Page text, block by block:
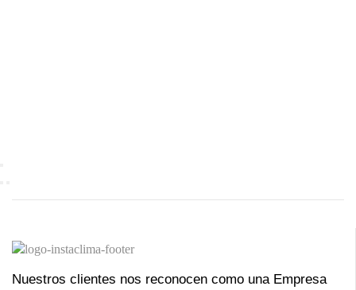
Nuestros clientes nos reconocen como una Empresa